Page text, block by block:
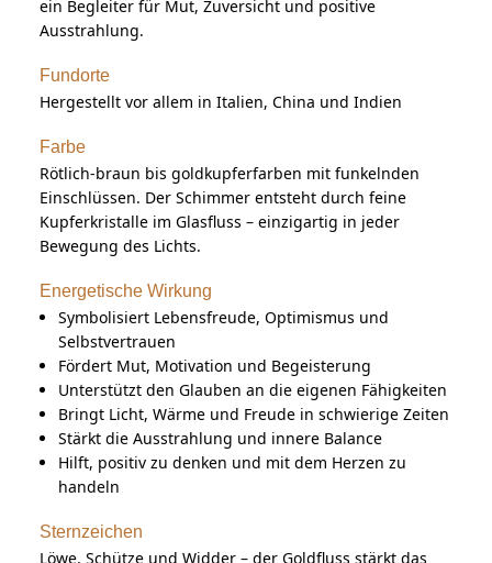
ein Begleiter für Mut, Zuversicht und positive
Ausstrahlung.
Fundorte
Hergestellt vor allem in Italien, China und Indien
Farbe
Rötlich-braun bis goldkupferfarben mit funkelnden
Einschlüssen. Der Schimmer entsteht durch feine
Kupferkristalle im Glasfluss – einzigartig in jeder
Bewegung des Lichts.
Energetische Wirkung
Symbolisiert Lebensfreude, Optimismus und
Selbstvertrauen
Fördert Mut, Motivation und Begeisterung
Unterstützt den Glauben an die eigenen Fähigkeiten
Bringt Licht, Wärme und Freude in schwierige Zeiten
Stärkt die Ausstrahlung und innere Balance
Hilft, positiv zu denken und mit dem Herzen zu
handeln
Sternzeichen
Löwe, Schütze und Widder – der Goldfluss stärkt das